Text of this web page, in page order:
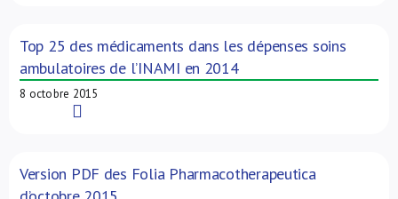
Top 25 des médicaments dans les dépenses soins
ambulatoires de l’INAMI en 2014
8 octobre 2015
Version PDF des Folia Pharmacotherapeutica